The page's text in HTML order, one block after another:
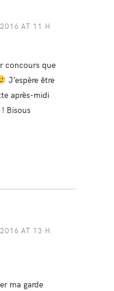
AT 11 H
concours que
J’espère être
après-midi
Bisous
AT 13 H
ma garde